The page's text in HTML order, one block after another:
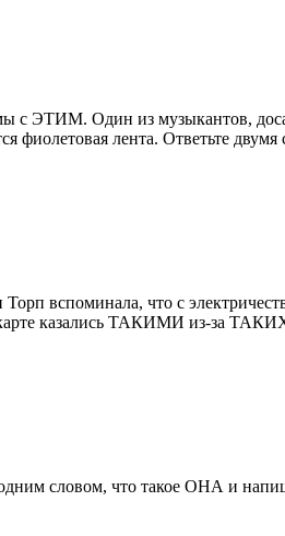
ЭТИМ. Один из музыкантов,
лента. Ответьте двумя
вспоминала, что с
карте казались ТАКИМИ из-за
словом, что такое ОНА и